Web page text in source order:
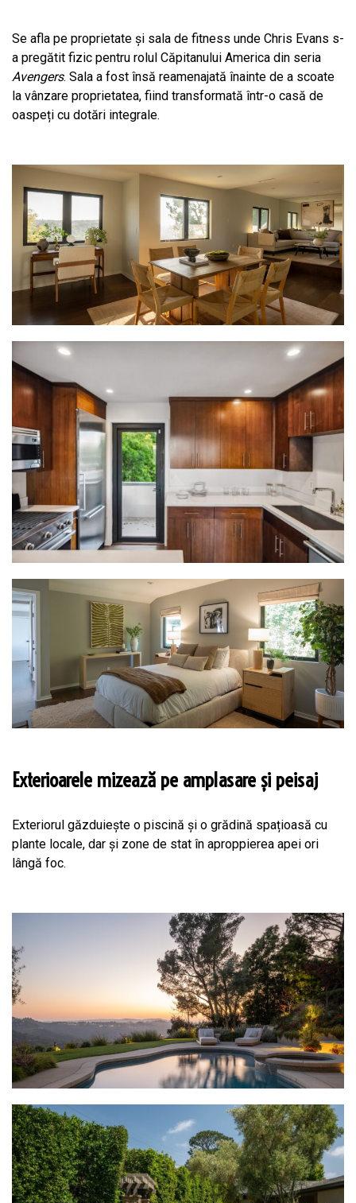
Se afla pe proprietate și sala de fitness unde Chris Evans s-
a pregătit fizic pentru rolul Căpitanului America din seria
Avengers. Sala a fost însă reamenajată înainte de a scoate
la vânzare proprietatea, fiind transformată într-o casă de
oaspeți cu dotări integrale.
Exterioarele mizează pe amplasare și peisaj
Exteriorul găzduiește o piscină și o grădină spațioasă cu
plante locale, dar și zone de stat în aproppierea apei ori
lângă foc.